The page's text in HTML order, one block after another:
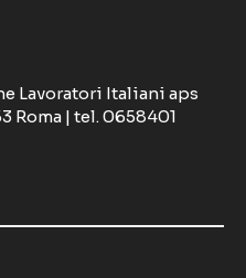
Lavoratori Italiani aps
Roma | tel. 0658401